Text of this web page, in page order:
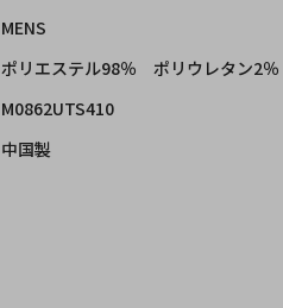
MENS
ポリエステル98％ ポリウレタン2％
M0862UTS410
中国製